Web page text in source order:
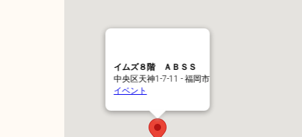
イムズ８階 ＡＢＳＳ
中央区天神1-7-11 - 福岡市
イベント